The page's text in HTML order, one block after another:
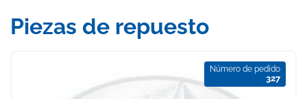
Piezas de repuesto
Número de pedido
327